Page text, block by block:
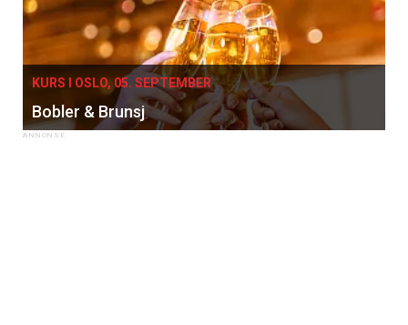
KURS I OSLO, 05. SEPTEMBER
Bobler & Brunsj